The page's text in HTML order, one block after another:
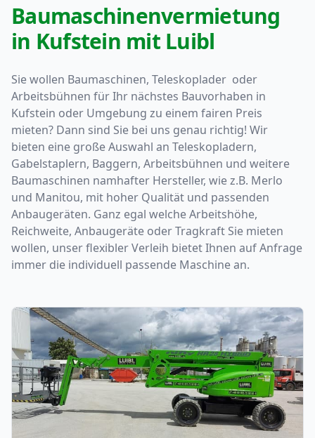
Baumaschinenvermietung
in Kufstein mit Luibl
Sie wollen Baumaschinen, Teleskoplader oder
Arbeitsbühnen für Ihr nächstes Bauvorhaben in
Kufstein oder Umgebung zu einem fairen Preis
mieten? Dann sind Sie bei uns genau richtig! Wir
bieten eine große Auswahl an Teleskopladern,
Gabelstaplern, Baggern, Arbeitsbühnen und weitere
Baumaschinen namhafter Hersteller, wie z.B. Merlo
und Manitou, mit hoher Qualität und passenden
Anbaugeräten. Ganz egal welche Arbeitshöhe,
Reichweite, Anbaugeräte oder Tragkraft Sie mieten
wollen, unser flexibler Verleih bietet Ihnen auf Anfrage
immer die individuell passende Maschine an.